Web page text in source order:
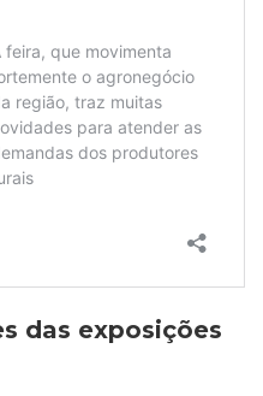
das exposições